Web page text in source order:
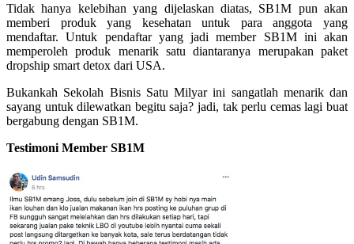
Tidak hanya kelebihan yang dijelaskan diatas, SB1M pun akan
memberi produk yang kesehatan untuk para anggota yang
mendaftar. Untuk pendaftar yang jadi member SB1M ini akan
memperoleh produk menarik satu diantaranya merupakan paket
dropship smart detox dari USA.
Bukankah Sekolah Bisnis Satu Milyar ini sangatlah menarik dan
sayang untuk dilewatkan begitu saja? jadi, tak perlu cemas lagi buat
bergabung dengan SB1M.
Testimoni Member SB1M